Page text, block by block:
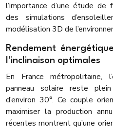
l’importance d’une étude
des simulations
modélisation 3D de
Rendement
l’inclinaison optimales
En France métropolitaine,
panneau solaire reste
d’environ 30°. Ce couple
maximiser la production
récentes montrent qu’une